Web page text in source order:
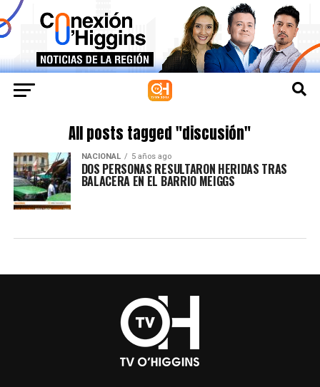
All posts tagged "discusión"
NACIONAL 5 años ago
DOS PERSONAS RESULTARON HERIDAS TRAS
BALACERA EN EL BARRIO MEIGGS